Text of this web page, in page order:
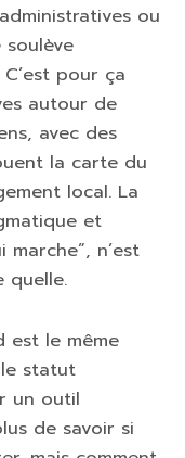
ou
pour ça
autour de
avec des
la carte du
local. La
et
n’est
quelle.
est le même
statut
un outil
de savoir si